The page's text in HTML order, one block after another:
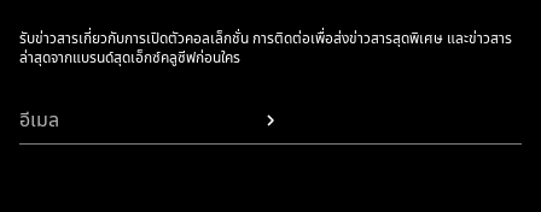
รับข่าวสารเกี่ยวกับการเปิดตัวคอลเล็กชั่น การติดต่อเพื่อส่งข่าวสารสุดพิเศษ และข่าวสาร
ล่าสุดจากแบรนด์สุดเอ็กซ์คลูซีฟก่อนใคร
อีเมล